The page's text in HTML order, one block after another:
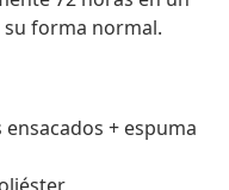
forma normal.
+ espuma